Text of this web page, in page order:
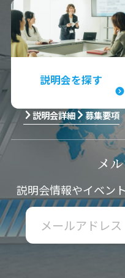
説明会を探す
説明会詳細 募集要項
メ
説明会情報やイベン